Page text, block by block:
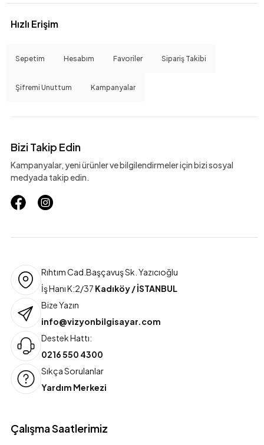
Hızlı Erişim
Sepetim Hesabım Favoriler Sipariş Takibi
Şifremi Unuttum Kampanyalar
Bizi Takip Edin
Kampanyalar, yeni ürünler ve bilgilendirmeler için bizi sosyal
medyada takip edin.
Rıhtım Cad.Başçavuş Sk. Yazıcıoğlu
İş Hanı K:2/37 Kadıköy / İSTANBUL
Bize Yazın
info@vizyonbilgisayar.com
Destek Hattı:
0216 550 4300
Sıkça Sorulanlar
Yardım Merkezi
Çalışma Saatlerimiz